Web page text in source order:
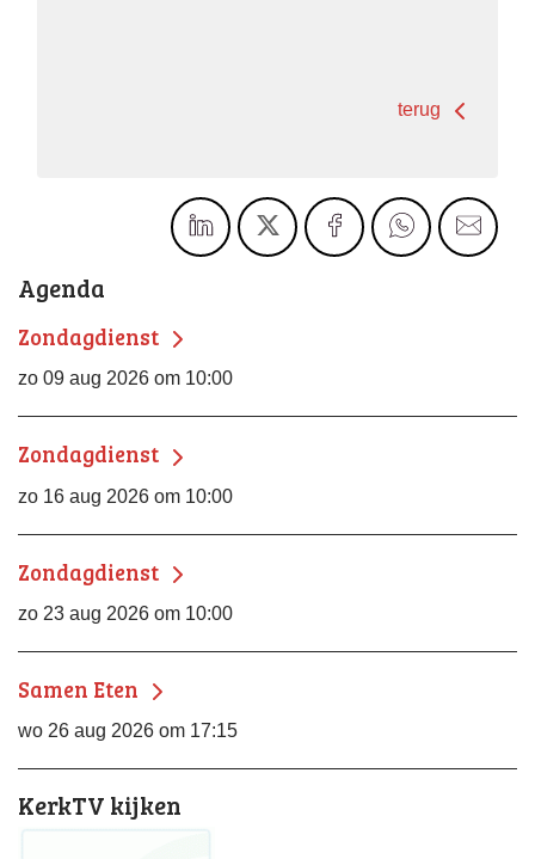
terug
Agenda
Zondagdienst
zo 09 aug 2026 om 10:00
Zondagdienst
zo 16 aug 2026 om 10:00
Zondagdienst
zo 23 aug 2026 om 10:00
Samen Eten
wo 26 aug 2026 om 17:15
KerkTV kijken